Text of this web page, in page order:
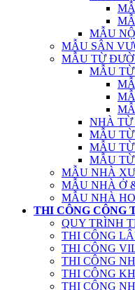
MẪU
MẪU SÂN
MẪU TỪ
MẪU
NHÀ TỪ
MẪU
MẪU
MẪU
MẪU NHÀ
MẪU NHÀ Ở
MẪU NHÀ
THI CÔNG CÔNG
QUY TRÌNH
THI CÔNG
THI CÔNG
THI CÔNG
THI CÔNG
THI CÔNG